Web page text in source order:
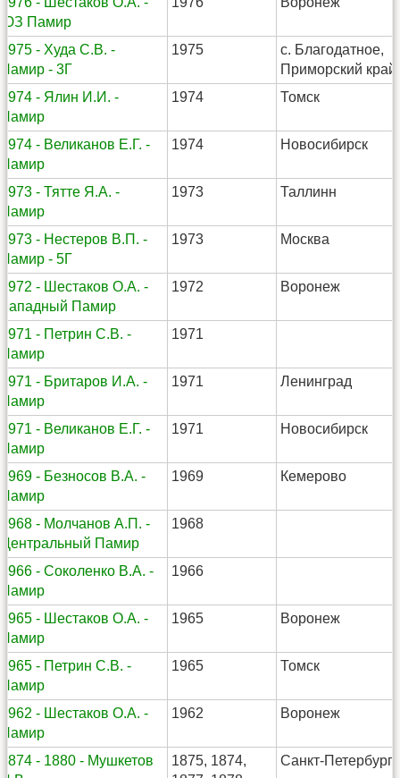
ЮЗ Памир
1975 - Худа С.В. -
Памир - 3Г
1975
с. Благодатное,
Приморский край
1974 - Ялин И.И. -
Памир
1974 Томск
1974 - Великанов Е.Г. -
Памир
1974 Новосибирск
1973 - Тятте Я.А. -
Памир
1973 Таллинн
1973 - Нестеров В.П. -
Памир - 5Г
1973 Москва
1972 - Шестаков О.А. -
Западный Памир
1972 Воронеж
1971 - Петрин С.В. -
Памир
1971
1971 - Бритаров И.А. -
Памир
1971 Ленинград
1971 - Великанов Е.Г. -
Памир
1971 Новосибирск
1969 - Безносов В.А. -
Памир
1969 Кемерово
1968 - Молчанов А.П. -
Центральный Памир
1968
1966 - Соколенко В.А. -
Памир
1966
1965 - Шестаков О.А. -
Памир
1965 Воронеж
1965 - Петрин С.В. -
Памир
1965 Томск
1962 - Шестаков О.А. -
Памир
1962 Воронеж
1874 - 1880 - Мушкетов
1875, 1874,
Санкт-Петербург